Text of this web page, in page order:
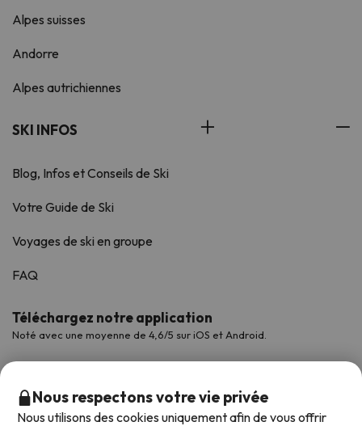
Alpes suisses
Andorre
Alpes autrichiennes
SKI INFOS
Blog, Infos et Conseils de Ski
Votre Guide de Ski
Voyages de ski en groupe
FAQ
Téléchargez notre application
Noté avec une moyenne de 4,6/5 sur iOS et Android.
Nous respectons votre vie privée
Nous utilisons des cookies uniquement afin de vous offrir